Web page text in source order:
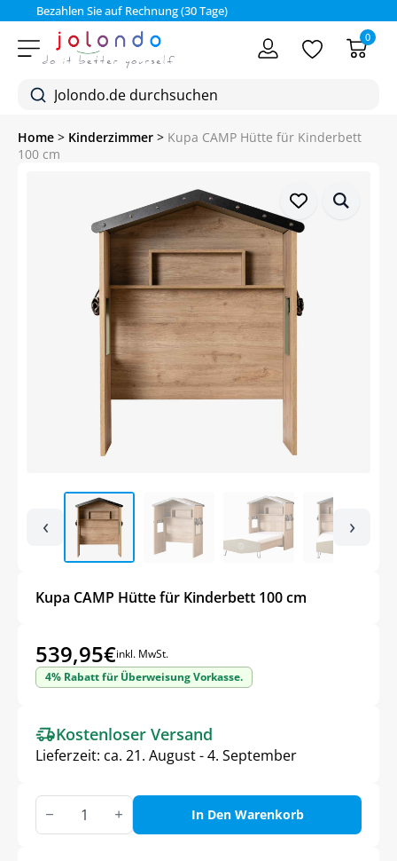
Bezahlen Sie auf Rechnung (30 Tage)
0
Home > Kinderzimmer > Kupa CAMP Hütte für Kinderbett
100 cm
‹ ›
Kupa CAMP Hütte für Kinderbett 100 cm
539,95€inkl. MwSt.
4% Rabatt für Überweisung Vorkasse.
Kostenloser Versand
Lieferzeit: ca. 21. August - 4. September
Kupa
CAMP
Hütte
In Den Warenkorb